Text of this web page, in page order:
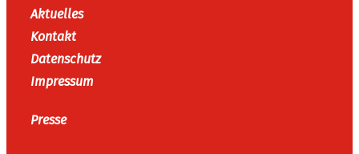
Aktuelles
Kontakt
Datenschutz
Impressum
Presse